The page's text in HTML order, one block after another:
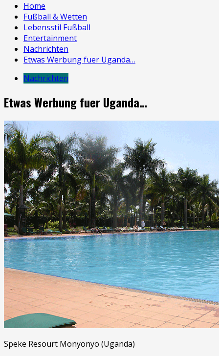
Home
Fußball & Wetten
Lebensstil Fußball
Entertainment
Nachrichten
Etwas Werbung fuer Uganda…
Nachrichten
Etwas Werbung fuer Uganda…
Speke Resourt Monyonyo (Uganda)